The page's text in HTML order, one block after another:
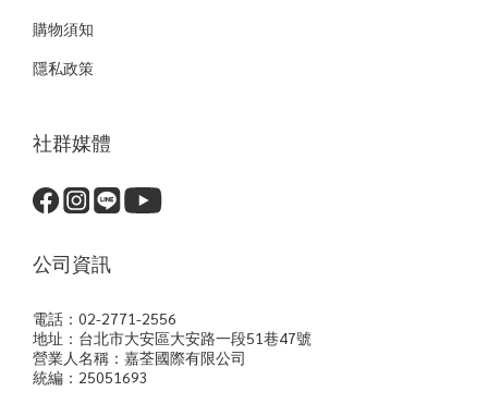
購物須知
隱私政策
社群媒體
公司資訊
電話：02-2771-2556
地址：台北市大安區大安路一段51巷47號
營業人名稱：嘉荃國際有限公司
統編：25051693